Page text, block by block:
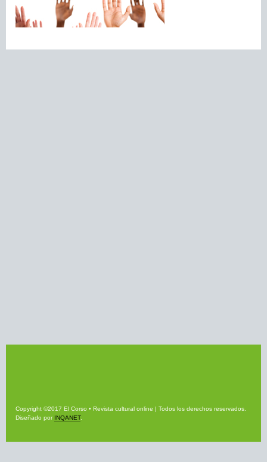
Copyright ©2017 El Corso • Revista cultural online | Todos los derechos reservados.
Diseñado por INQANET.